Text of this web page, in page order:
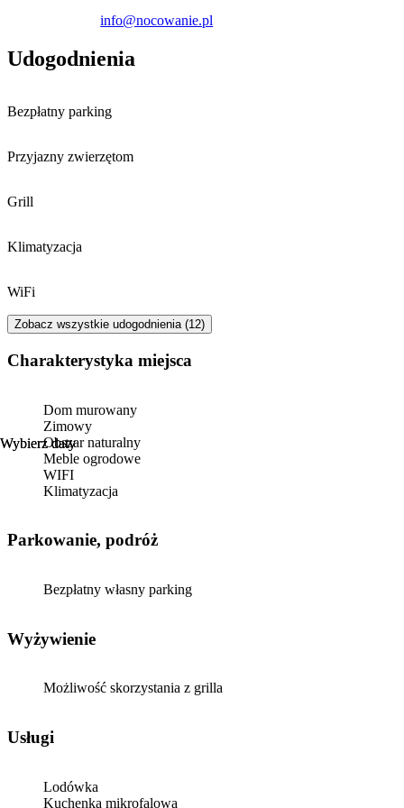
info@nocowanie.pl
Wybierz daty
Wybierz daty
Udogodnienia
Bezpłatny parking
Przyjazny zwierzętom
Grill
Klimatyzacja
WiFi
Zobacz wszystkie udogodnienia (12)
Charakterystyka miejsca
Dom murowany
Zimowy
Obszar naturalny
Meble ogrodowe
WIFI
Klimatyzacja
Parkowanie, podróż
Bezpłatny własny parking
Wyżywienie
Możliwość skorzystania z grilla
Usługi
Lodówka
Kuchenka mikrofalowa